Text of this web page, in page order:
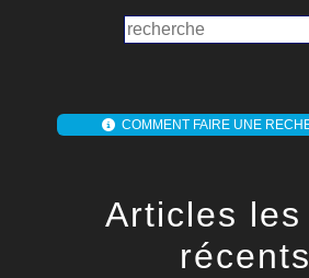
COMMENT FAIRE UNE
Articles les
récents